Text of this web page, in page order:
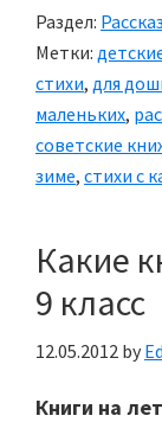
Раздел:
Метки:
стихи, для
маленьких,
советские
зиме, стихи с
Какие
9 класс
12.05.2012 by
Книги на